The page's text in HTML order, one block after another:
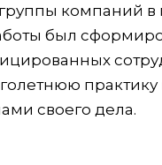
компаний в
был
практику
своего дела.